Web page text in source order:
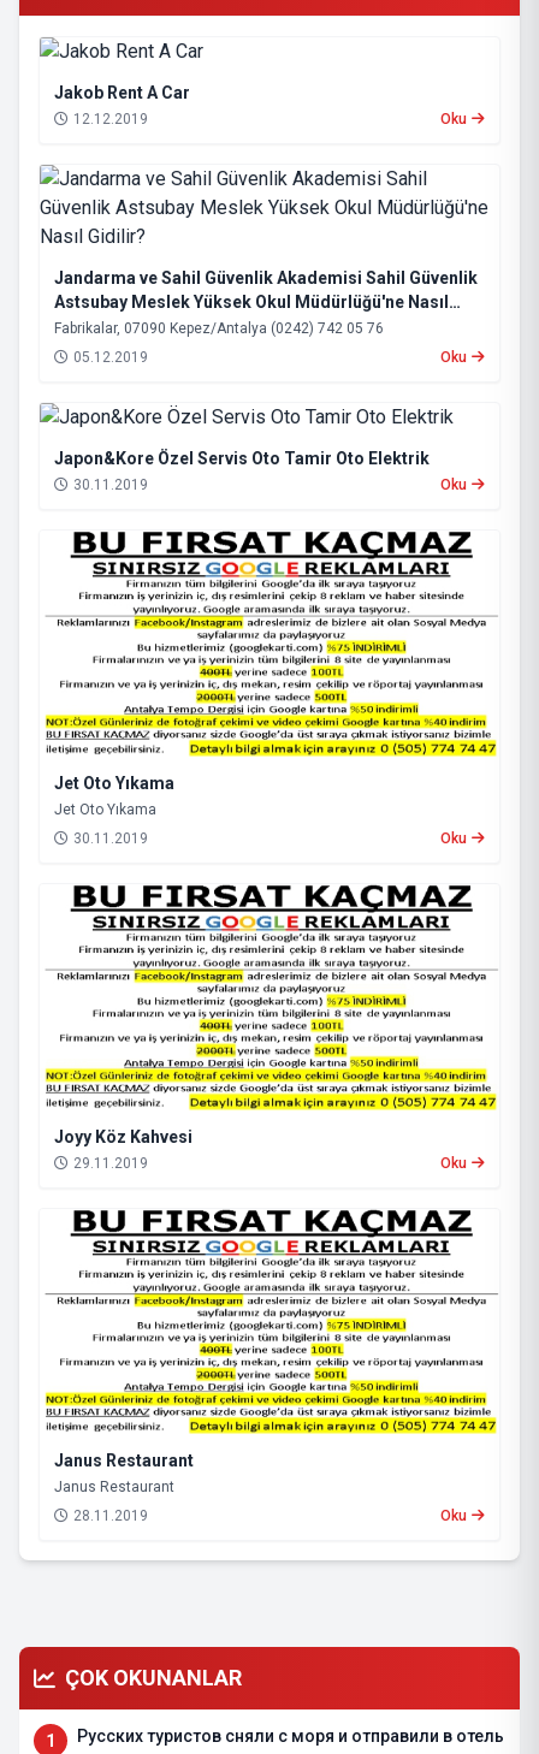
Jakob Rent A Car
12.12.2019 Oku
Jandarma ve Sahil Güvenlik Akademisi Sahil Güvenlik
Astsubay Meslek Yüksek Okul Müdürlüğü'ne Nasıl
Gidilir?
Fabrikalar, 07090 Kepez/Antalya (0242) 742 05 76
05.12.2019
Oku
Japon&Kore Özel Servis Oto Tamir Oto Elektrik
30.11.2019 Oku
Jet Oto Yıkama
Jet Oto Yıkama
30.11.2019
Oku
Joyy Köz Kahvesi
29.11.2019 Oku
Janus Restaurant
Janus Restaurant
28.11.2019
Oku
ÇOK OKUNANLAR
1 Русских туристов сняли с моря и отправили в отель